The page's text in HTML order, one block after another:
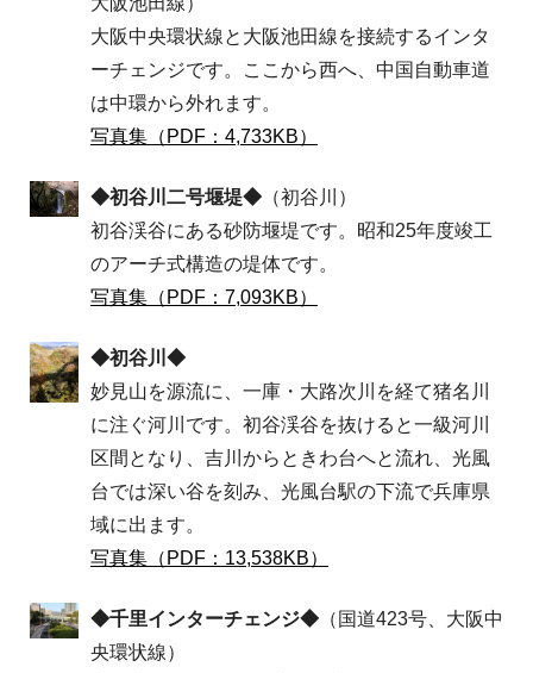
大阪中央環状線と大阪池田線を接続するインタ
ーチェンジです。ここから西へ、中国自動車道
は中環から外れます。
写真集（PDF：4,733KB）
◆初谷川二号堰堤◆ （初谷川）
初谷渓谷にある砂防堰堤です。昭和25年度竣工
のアーチ式構造の堤体です。
写真集（PDF：7,093KB）
◆初谷川◆
妙見山を源流に、一庫・大路次川を経て猪名川
に注ぐ河川です。初谷渓谷を抜けると一級河川
区間となり、吉川からときわ台へと流れ、光風
台では深い谷を刻み、光風台駅の下流で兵庫県
域に出ます。
写真集（PDF：13,538KB）
◆千里インターチェンジ◆ （国道423号、大阪中
央環状線）